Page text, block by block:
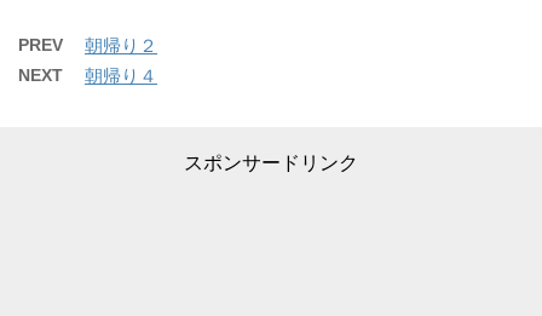
PREV 朝帰り２
NEXT 朝帰り４
スポンサードリンク